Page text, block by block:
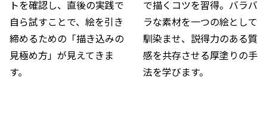
トを確認し、直後の実践で
自ら試すことで、絵を引き
締めるための「描き込みの
見極め方」が見えてきま
す。
で描くコツを習得。バラバ
ラな素材を一つの絵として
馴染ませ、説得力のある質
感を共存させる厚塗りの手
法を学びます。